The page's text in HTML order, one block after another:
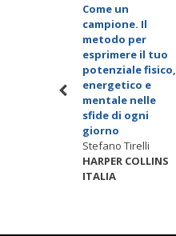
Come un
campione. Il
metodo per
esprimere il tuo
potenziale fisico,
energetico e
mentale nelle
sfide di ogni
giorno
Stefano Tirelli
HARPER COLLINS
ITALIA